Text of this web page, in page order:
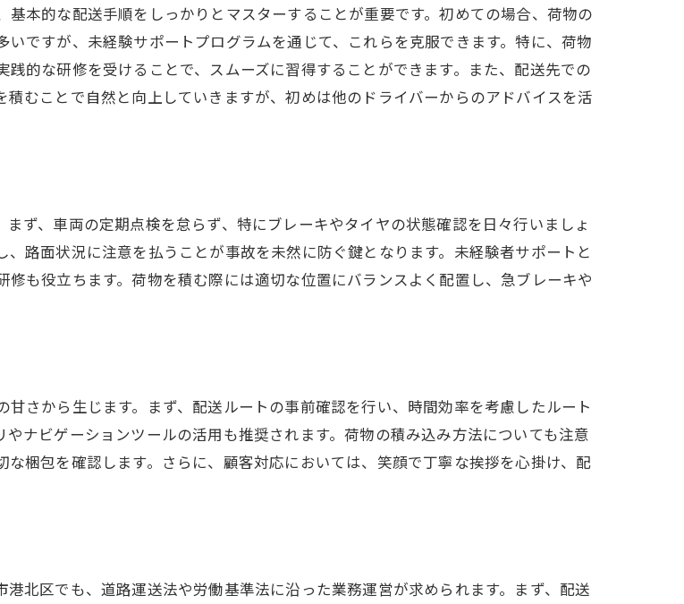
るサポート体制を知る
イバーから学ぶスキル
ックを活かしたスキルアップ
するための目標設定
実際の配送ルートを覗く
感じた初日の印象
の一日の流れを知る
ライフスタイルを変える方法
スドライバーとしての働き方
得る自由
間を大切にする方法
本的な配送手順をしっかりとマスターすることが重要です。初めての場合、荷物の
ですが、未経験サポートプログラムを通じて、これらを克服できます。特に、荷物
的な研修を受けることで、スムーズに習得することができます。また、配送先での
むことで自然と向上していきますが、初めは他のドライバーからのアドバイスを活
ず、車両の定期点検を怠らず、特にブレーキやタイヤの状態確認を日々行いましょ
路面状況に注意を払うことが事故を未然に防ぐ鍵となります。未経験者サポートと
も役立ちます。荷物を積む際には適切な位置にバランスよく配置し、急ブレーキや
さから生じます。まず、配送ルートの事前確認を行い、時間効率を考慮したルート
ナビゲーションツールの活用も推奨されます。荷物の積み込み方法についても注意
梱包を確認します。さらに、顧客対応においては、笑顔で丁寧な挨拶を心掛け、配
北区でも、道路運送法や労働基準法に沿った業務運営が求められます。まず、配送